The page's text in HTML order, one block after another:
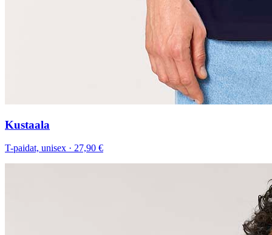
Kustaala
T-paidat, unisex · 27,90 €